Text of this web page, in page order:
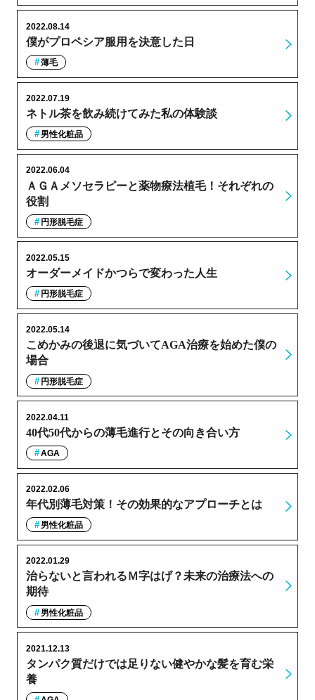
僕がプロペシア服用を決意した日
2022.08.14
薄毛
ネトル茶を飲み続けてみた私の体験談
2022.07.19
男性化粧品
ＡＧＡメソセラピーと薬物療法植毛！それぞれの
役割
2022.06.04
円形脱毛症
オーダーメイドかつらで変わった人生
2022.05.15
円形脱毛症
こめかみの後退に気づいてAGA治療を始めた僕の
場合
2022.05.14
円形脱毛症
40代50代からの薄毛進行とその向き合い方
2022.04.11
AGA
年代別薄毛対策！その効果的なアプローチとは
2022.02.06
男性化粧品
治らないと言われるＭ字はげ？未来の治療法への
期待
2022.01.29
男性化粧品
タンパク質だけでは足りない健やかな髪を育む栄
養
2021.12.13